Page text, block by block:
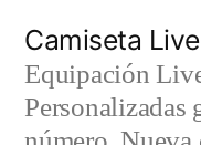
contenido
Camiseta
Equipación
Personalizadas